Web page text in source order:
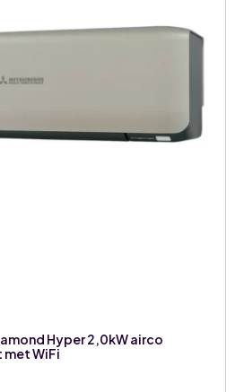
Hyper 2,0kW airco
WiFi